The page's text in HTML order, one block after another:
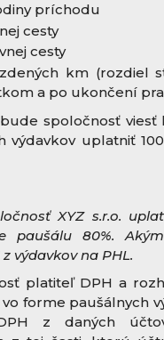
príchodu
cesty
cesty
km (rozdiel
a po ukončení
spoločnosť viesť
výdavkov uplatniť
XYZ s.r.o.
paušálu 80%.
výdavkov na PHL.
platiteľ DPH a
forme paušálnych
z daných